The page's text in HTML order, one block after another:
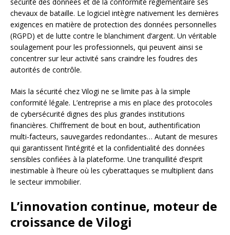
chevaux de bataille. Le logiciel intègre nativement les dernières
exigences en matière de protection des données personnelles
(RGPD) et de lutte contre le blanchiment d’argent. Un véritable
soulagement pour les professionnels, qui peuvent ainsi se
concentrer sur leur activité sans craindre les foudres des
autorités de contrôle.
Mais la sécurité chez Vilogi ne se limite pas à la simple
conformité légale. L’entreprise a mis en place des protocoles
de cybersécurité dignes des plus grandes institutions
financières. Chiffrement de bout en bout, authentification
multi-facteurs, sauvegardes redondantes… Autant de mesures
qui garantissent l’intégrité et la confidentialité des données
sensibles confiées à la plateforme. Une tranquillité d’esprit
inestimable à l’heure où les cyberattaques se multiplient dans
le secteur immobilier.
L’innovation continue, moteur de
croissance de Vilogi